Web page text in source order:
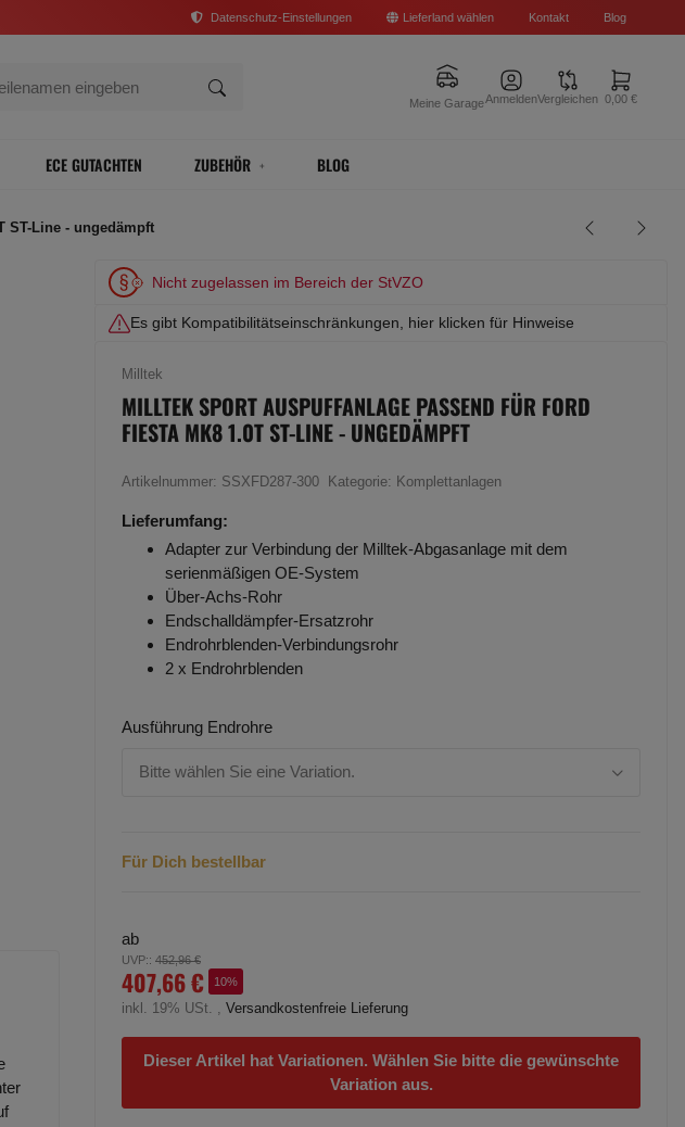
Datenschutz-Einstellungen Lieferland wählen Kontakt Blog
Meine GarageAnmeldenVergleichen 0,00 €
ECE GUTACHTEN ZUBEHÖR BLOG
ST-Line - ungedämpft
Nicht zugelassen im Bereich der StVZO
Es gibt Kompatibilitätseinschränkungen, hier klicken für Hinweise
Milltek
MILLTEK SPORT AUSPUFFANLAGE PASSEND FÜR FORD
FIESTA MK8 1.0T ST-LINE - UNGEDÄMPFT
Artikelnummer: SSXFD287-300 Kategorie: Komplettanlagen
Lieferumfang:
Adapter zur Verbindung der Milltek-Abgasanlage mit dem
serienmäßigen OE-System
Über-Achs-Rohr
Endschalldämpfer-Ersatzrohr
Endrohrblenden-Verbindungsrohr
2 x Endrohrblenden
Ausführung Endrohre
Bitte wählen Sie eine Variation.
Für Dich bestellbar
ab
UVP:: 452,96 €
407,66 € 10%
inkl. 19% USt. , Versandkostenfreie Lieferung
Dieser Artikel hat Variationen. Wählen Sie bitte die gewünschte
Variation aus.